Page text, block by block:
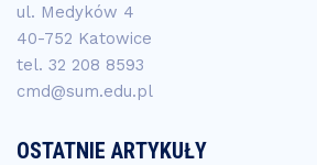
ul. Medyków 4
40-752 Katowice
tel. 32 208 8593
cmd@sum.edu.pl
OSTATNIE ARTYKUŁY